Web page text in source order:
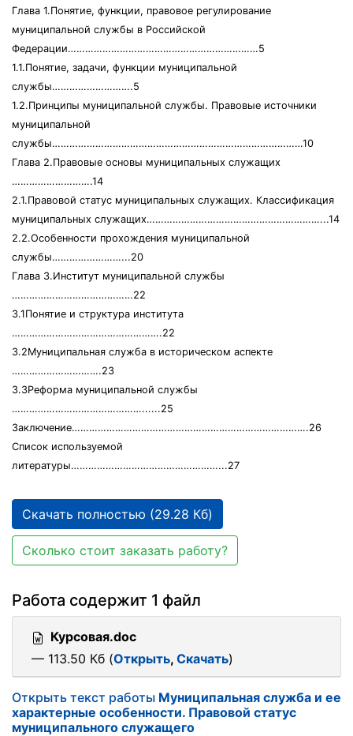
Глава 1.Понятие, функции, правовое регулирование
муниципальной службы в Российской
Федерации…………………………………………………………5
1.1.Понятие, задачи, функции муниципальной
службы……………………….5
1.2.Принципы муниципальной службы. Правовые источники
муниципальной
службы……………………………………………………………………………10
Глава 2.Правовые основы муниципальных служащих
……………………….14
2.1.Правовой статус муниципальных служащих. Классификация
муниципальных служащих……………………………………………………...14
2.2.Особенности прохождения муниципальной
службы……………………...20
Глава 3.Институт муниципальной службы
……………………………………22
3.1Понятие и структура института
…………………………………………….22
3.2Муниципальная служба в историческом аспекте
………………………….23
3.3Реформа муниципальной службы
………………………………………......25
Заключение……………………………………………………………………….26
Список используемой
литературы……………………………………………...27
Скачать полностью (29.28 Кб)
Сколько стоит заказать работу?
Работа содержит 1 файл
Курсовая.doc
— 113.50 Кб (Открыть, Скачать)
Открыть текст работы Муниципальная служба и ее
характерные особенности. Правовой статус
муниципального служащего